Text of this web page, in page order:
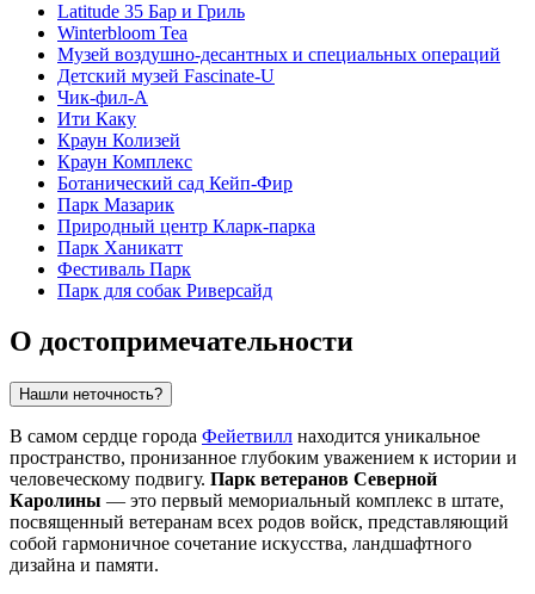
Latitude 35 Бар и Гриль
Winterbloom Tea
Музей воздушно-десантных и специальных операций
Детский музей Fascinate-U
Чик-фил-А
Ити Каку
Краун Колизей
Краун Комплекс
Ботанический сад Кейп-Фир
Парк Мазарик
Природный центр Кларк-парка
Парк Ханикатт
Фестиваль Парк
Парк для собак Риверсайд
О достопримечательности
Нашли неточность?
В самом сердце города Фейетвилл находится уникальное
пространство, пронизанное глубоким уважением к истории и
человеческому подвигу. Парк ветеранов Северной
Каролины — это первый мемориальный комплекс в штате,
посвященный ветеранам всех родов войск, представляющий
собой гармоничное сочетание искусства, ландшафтного
дизайна и памяти.